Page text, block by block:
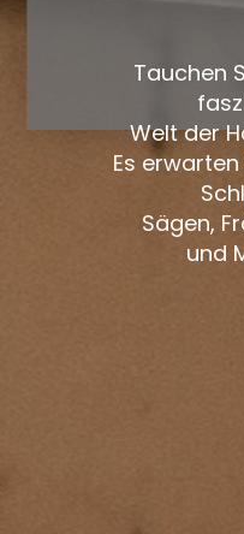
Tauchen
Welt der
Es erwarten
Sägen,
und